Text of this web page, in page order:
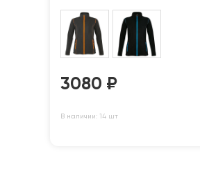
3080 ₽
В наличии: 14 шт